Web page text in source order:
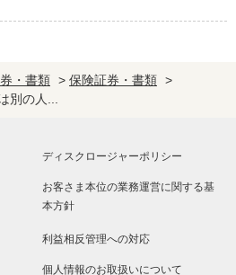
・書類 > 保険証券・書類 >
別の人...
ディスクロージャーポリシー
お客さま本位の業務運営に関する基
本方針
利益相反管理への対応
個人情報のお取扱いについて